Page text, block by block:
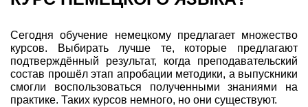
Сегодня обучение немецкому предлагает множество
курсов. Выбирать лучше те, которые предлагают
подтверждённый результат, когда преподавательский
состав прошёл этап апробации методики, а выпускники
смогли воспользоваться полученными знаниями на
практике. Таких курсов немного, но они существуют.